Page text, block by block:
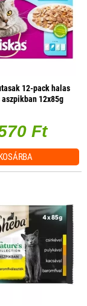
12-pack halas
12x85g
Ft
KOSÁRBA